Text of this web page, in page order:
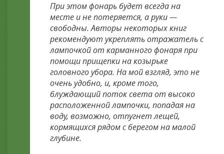
При этом фонарь будет всегда на
месте и не потеряется, а руки —
свободны. Авторы некоторых книг
рекомендуют укреплять отражатель с
лампочкой от карманного фонаря при
помощи прищепки на козырьке
головного убора. На мой взгляд, это не
очень удобно, и, кроме того,
блуждающий поток света от высоко
расположенной лампочки, попадая на
воду, возможно, отпугнет лещей,
кормящихся рядом с берегом на малой
глубине.